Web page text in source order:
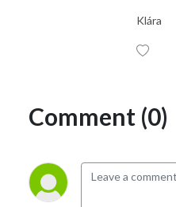
Klára
Comment (0)